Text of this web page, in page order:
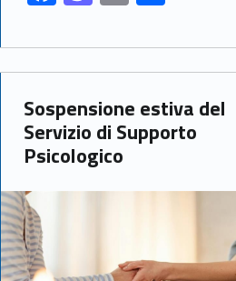
ac
e
b
o
o
k
as
to
d
o
n
m
ai
l
ar
e
Link identifier archive #link-archive-5480
Sospensione estiva del
Servizio di Supporto
Psicologico
Link identifier archive #link-archive-thumb-soap-68425